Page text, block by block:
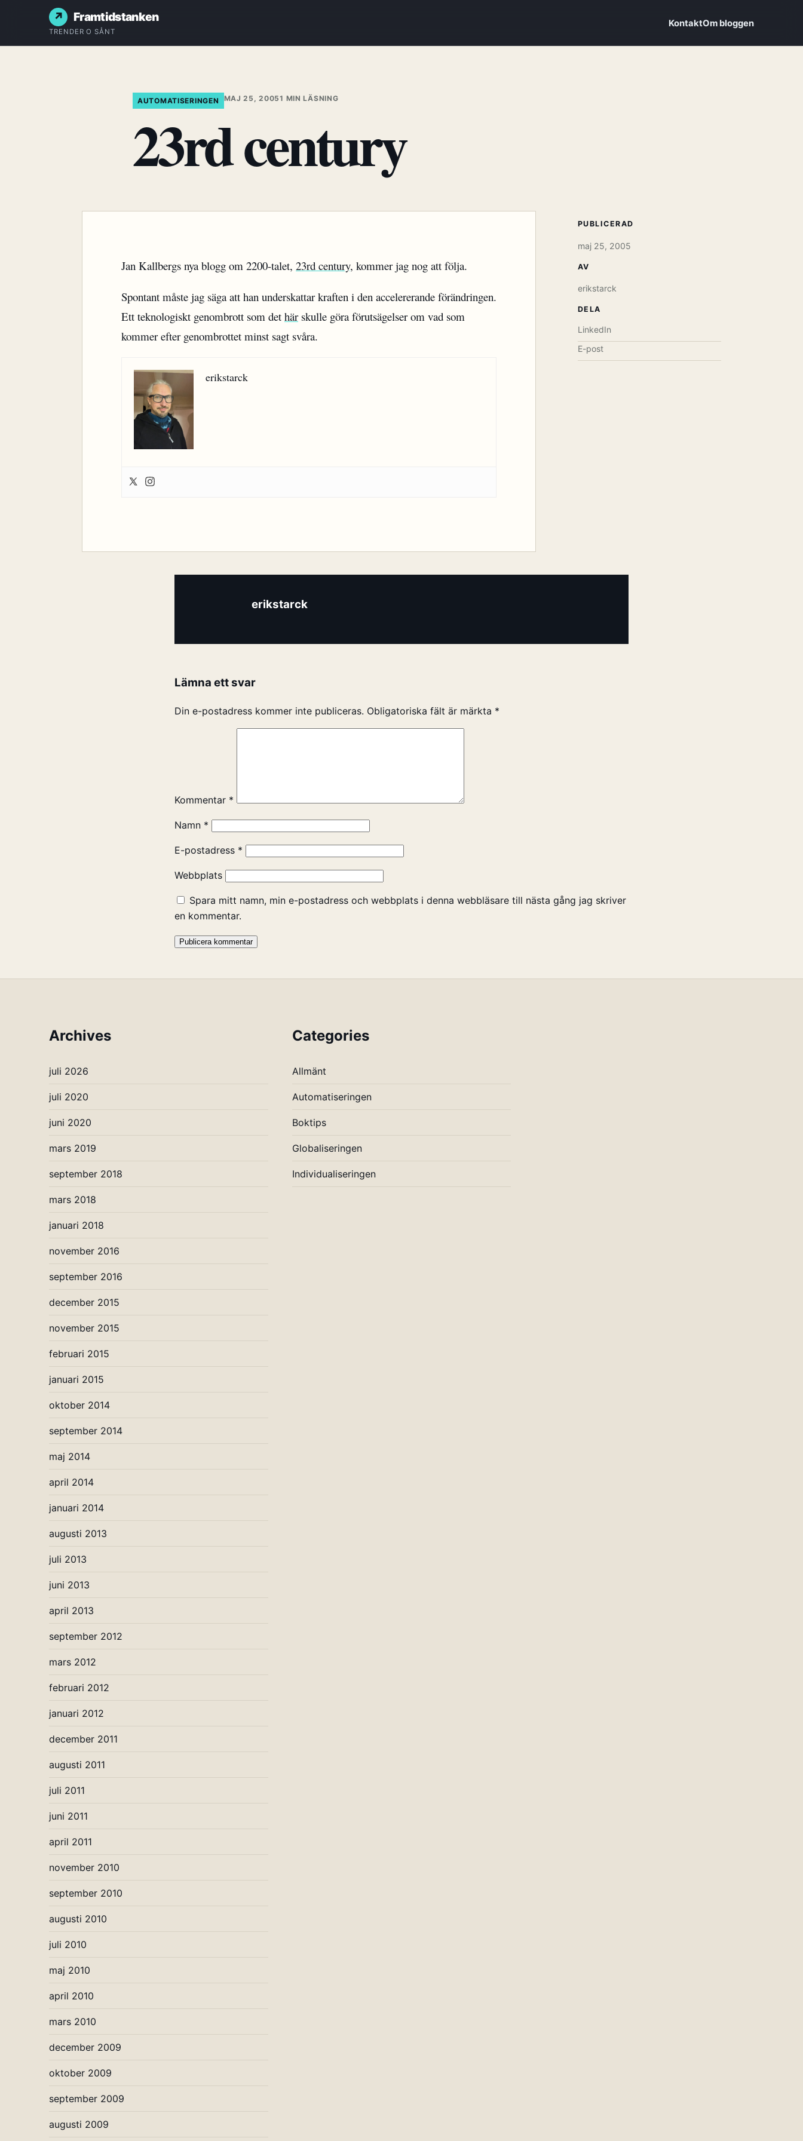
Framtidstanken
TRENDER O SÅNT
KontaktOm bloggen
AUTOMATISERINGEN MAJ 25, 20051 MIN LÄSNING
23rd century
Jan Kallbergs nya blogg om 2200-talet, 23rd century, kommer jag nog att följa.
Spontant måste jag säga att han underskattar kraften i den accelererande förändringen.
Ett teknologiskt genombrott som det härskulle göra förutsägelser om vad som
kommer efter genombrottet minst sagt svåra.
erikstarck
PUBLICERAD
maj 25, 2005
AV
erikstarck
DELA
LinkedIn
E-post
erikstarck
Lämna ett svar
Din e-postadress kommer inte publiceras. Obligatoriska fält är märkta *
Kommentar *
Namn *
E-postadress *
Webbplats
Spara mitt namn, min e-postadress och webbplats i denna webbläsare till nästa gång jag skriver
en kommentar.
Archives
juli 2026
juli 2020
juni 2020
mars 2019
september 2018
mars 2018
januari 2018
november 2016
september 2016
december 2015
november 2015
februari 2015
januari 2015
oktober 2014
september 2014
maj 2014
april 2014
januari 2014
augusti 2013
juli 2013
juni 2013
april 2013
september 2012
mars 2012
februari 2012
januari 2012
december 2011
augusti 2011
juli 2011
juni 2011
april 2011
november 2010
september 2010
augusti 2010
juli 2010
maj 2010
april 2010
mars 2010
december 2009
oktober 2009
september 2009
augusti 2009
Categories
Allmänt
Automatiseringen
Boktips
Globaliseringen
Individualiseringen